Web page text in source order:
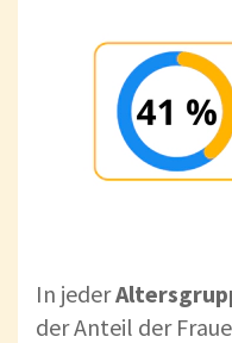
In jeder
der Anteil der